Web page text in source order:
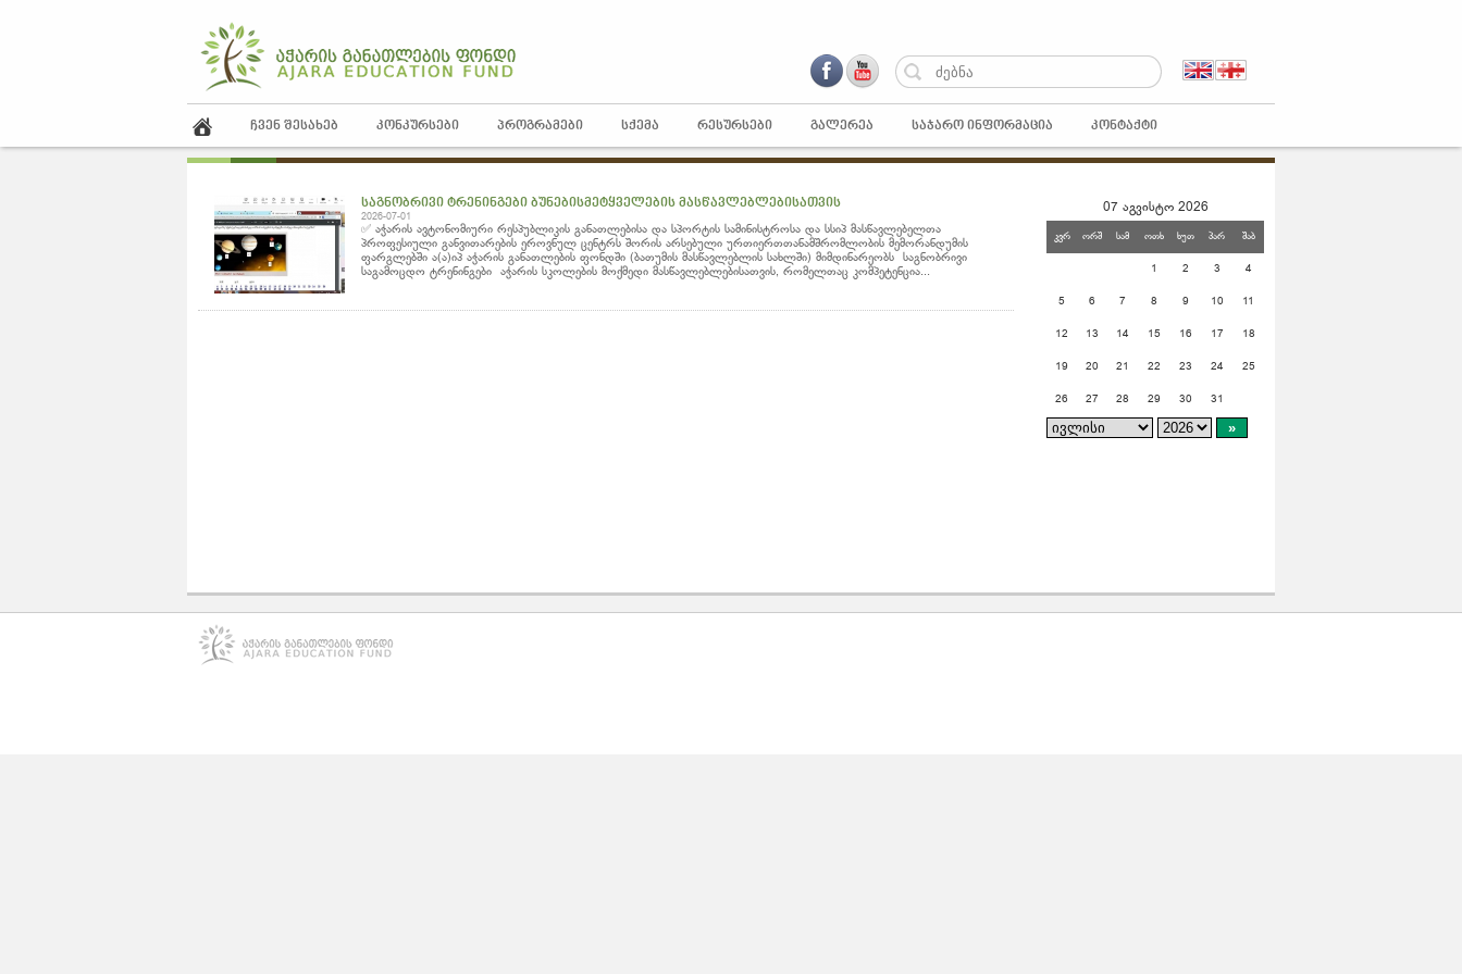
ᲩᲕᲔᲜ ᲨᲔᲡᲐᲮᲔᲑ ᲙᲝᲜᲙᲣᲠᲡᲔᲑᲘ ᲞᲠᲝᲒᲠᲐᲛᲔᲑᲘ ᲡᲥᲔᲛᲐ ᲠᲔᲡᲣᲠᲡᲔᲑᲘ ᲒᲐᲚᲔᲠᲔᲐ ᲡᲐᲯᲐᲠᲝ ᲘᲜᲤᲝᲠᲛᲐᲪᲘᲐ ᲙᲝᲜᲢᲐᲥᲢᲘ
საგნობრივი ტრენინგები ბუნებისმეტყველების მასწავლებლებისათვის
2026-07-01
✅ აჭარის ავტონომიური რესპუბლიკის განათლებისა და სპორტის სამინისტროსა და სსიპ მასწავლებელთა
პროფესიული განვითარების ეროვნულ ცენტრს შორის არსებული ურთიერთთანამშრომლობის მემორანდუმის
ფარგლებში ა(ა)იპ აჭარის განათლების ფონდში (ბათუმის მასწავლებლის სახლში) მიმდინარეობს საგნობრივი
საგამოცდო ტრენინგები აჭარის სკოლების მოქმედი მასწავლებლებისათვის, რომელთაც კომპეტენცია...
07 აგვისტო 2026
კვრ ორშ სამ ოთხ ხუთ პარ შაბ
1 2 3 4
5 6 7 8 9 10 11
12 13 14 15 16 17 18
19 20 21 22 23 24 25
26 27 28 29 30 31